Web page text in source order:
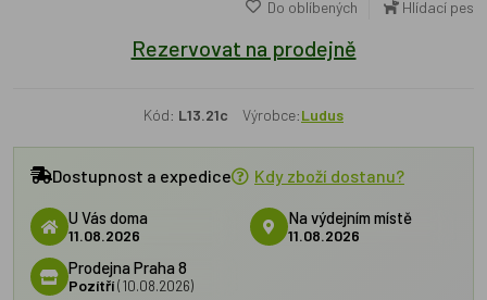
Do oblíbených Hlídací pes
Rezervovat na prodejně
Kód: L13.21c Výrobce:Ludus
Dostupnost a expedice Kdy zboží dostanu?
U Vás doma
11.08.2026
Na výdejním místě
11.08.2026
Prodejna Praha 8
Pozítří(10.08.2026)